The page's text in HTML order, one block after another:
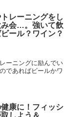
レーニングをし
会…。強いて飲
ール？ワイン？
ーニングに励んでい
であればビールかワ
康に！フィッシ